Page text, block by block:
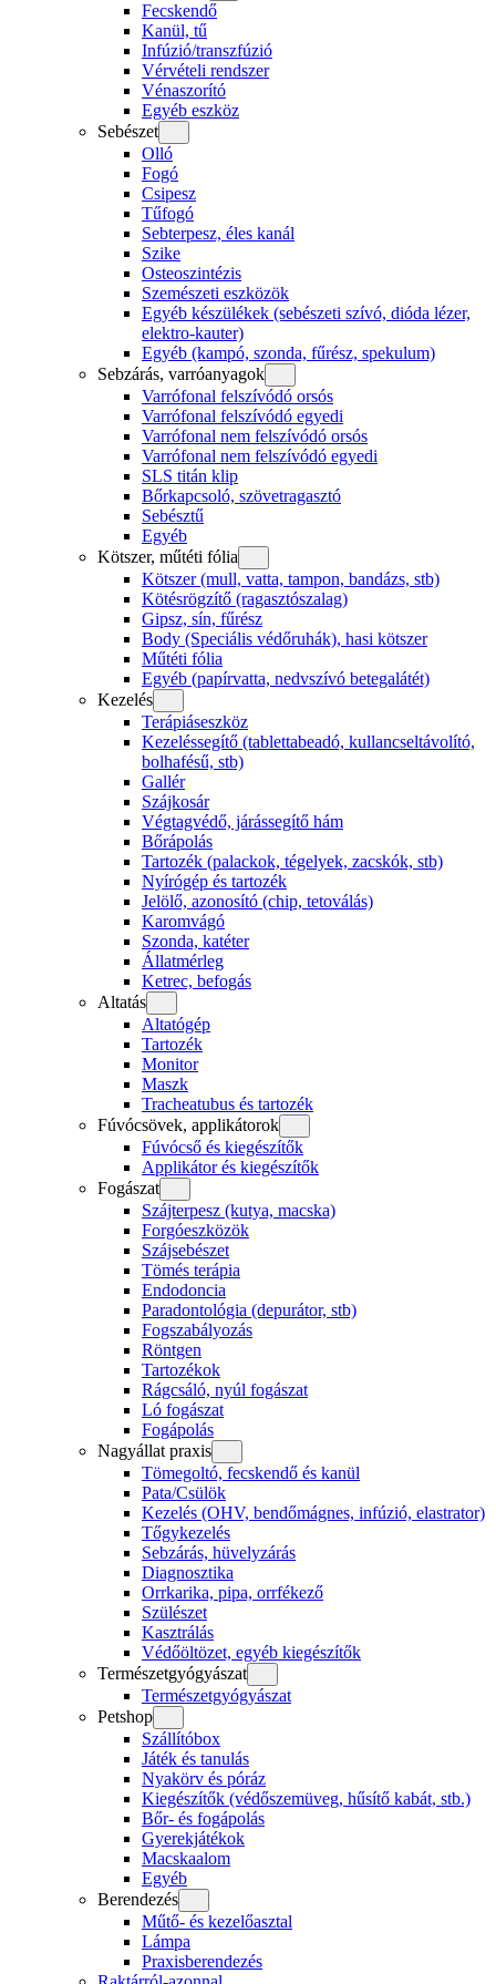
Fecskendő
Kanül, tű
Infúzió/transzfúzió
Vérvételi rendszer
Vénaszorító
Egyéb eszköz
Sebészet
Olló
Fogó
Csipesz
Tűfogó
Sebterpesz, éles kanál
Szike
Osteoszintézis
Szemészeti eszközök
Egyéb készülékek (sebészeti szívó, dióda lézer,
elektro-kauter)
Egyéb (kampó, szonda, fűrész, spekulum)
Sebzárás, varróanyagok
Varrófonal felszívódó orsós
Varrófonal felszívódó egyedi
Varrófonal nem felszívódó orsós
Varrófonal nem felszívódó egyedi
SLS titán klip
Bőrkapcsoló, szövetragasztó
Sebésztű
Egyéb
Kötszer, műtéti fólia
Kötszer (mull, vatta, tampon, bandázs, stb)
Kötésrögzítő (ragasztószalag)
Gipsz, sín, fűrész
Body (Speciális védőruhák), hasi kötszer
Műtéti fólia
Egyéb (papírvatta, nedvszívó betegalátét)
Kezelés
Terápiáseszköz
Kezeléssegítő (tablettabeadó, kullancseltávolító,
bolhafésű, stb)
Gallér
Szájkosár
Végtagvédő, járássegítő hám
Bőrápolás
Tartozék (palackok, tégelyek, zacskók, stb)
Nyírógép és tartozék
Jelölő, azonosító (chip, tetoválás)
Karomvágó
Szonda, katéter
Állatmérleg
Ketrec, befogás
Altatás
Altatógép
Tartozék
Monitor
Maszk
Tracheatubus és tartozék
Fúvócsövek, applikátorok
Fúvócső és kiegészítők
Applikátor és kiegészítők
Fogászat
Szájterpesz (kutya, macska)
Forgóeszközök
Szájsebészet
Tömés terápia
Endodoncia
Paradontológia (depurátor, stb)
Fogszabályozás
Röntgen
Tartozékok
Rágcsáló, nyúl fogászat
Ló fogászat
Fogápolás
Nagyállat praxis
Tömegoltó, fecskendő és kanül
Pata/Csülök
Kezelés (OHV, bendőmágnes, infúzió, elastrator)
Tőgykezelés
Sebzárás, hüvelyzárás
Diagnosztika
Orrkarika, pipa, orrfékező
Szülészet
Kasztrálás
Védőöltözet, egyéb kiegészítők
Természetgyógyászat
Természetgyógyászat
Petshop
Szállítóbox
Játék és tanulás
Nyakörv és póráz
Kiegészítők (védőszemüveg, hűsítő kabát, stb.)
Bőr- és fogápolás
Gyerekjátékok
Macskaalom
Egyéb
Berendezés
Műtő- és kezelőasztal
Lámpa
Praxisberendezés